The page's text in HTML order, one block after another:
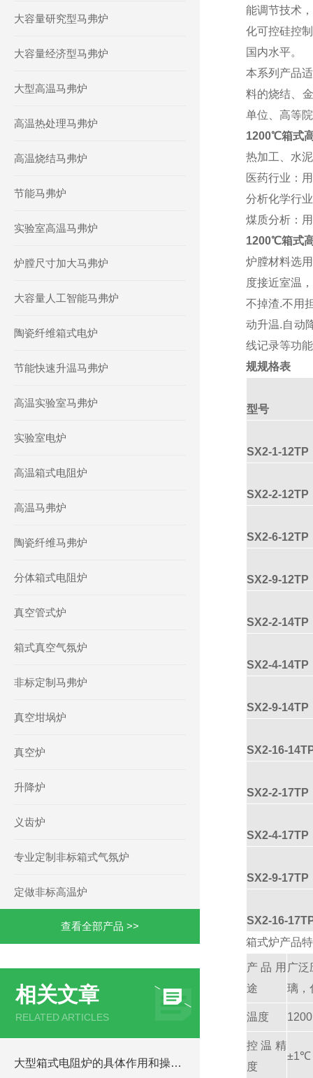
大容量研究型马弗炉
大容量经济型马弗炉
大型高温马弗炉
高温热处理马弗炉
高温烧结马弗炉
节能马弗炉
实验室高温马弗炉
炉膛尺寸加大马弗炉
大容量人工智能马弗炉
陶瓷纤维箱式电炉
节能快速升温马弗炉
高温实验室马弗炉
实验室电炉
高温箱式电阻炉
高温马弗炉
陶瓷纤维马弗炉
分体箱式电阻炉
真空管式炉
箱式真空气氛炉
非标定制马弗炉
真空坩埚炉
真空炉
升降炉
义齿炉
专业定制非标箱式气氛炉
定做非标高温炉
查看全部产品 >>
相关文章
RELATED ARTICLES
大型箱式电阻炉的具体作用和操作规程
能调节技术
化可控硅控
国内水平。
本系列产品
料的烧结、
单位、高等
1200℃箱式
热加工、水
医药行业：
分析化学行
煤质分析：
1200℃箱式
炉膛材料选
度接近室温
不掉渣.不用
动升温.自动
线记录等功
规规格表
型号
SX2-1-12TP
SX2-2-12TP
SX2-6-12TP
SX2-9-12TP
SX2-2-14TP
SX2-4-14TP
SX2-9-14TP
SX2-16-
SX2-2-17TP
SX2-4-17TP
SX2-9-17TP
SX2-16-
箱式炉产品
产品用
途
广
璃，
温度
控温精
度
±1℃